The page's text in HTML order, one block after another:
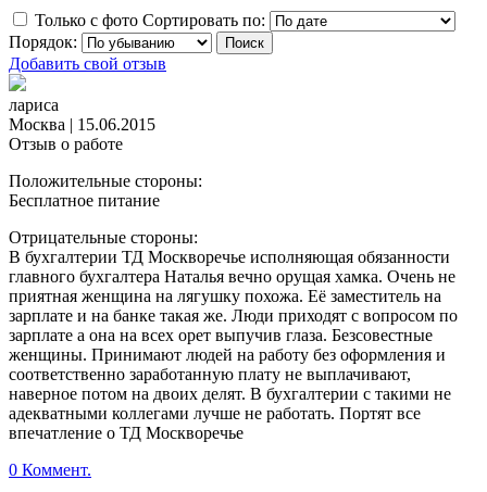
Только с фото Сортировать по:
Порядок:
Добавить свой отзыв
лариса
Москва | 15.06.2015
Отзыв о работе
Положительные стороны:
Бесплатное питание
Отрицательные стороны:
В бухгалтерии ТД Москворечье исполняющая обязанности
главного бухгалтера Наталья вечно орущая хамка. Очень не
приятная женщина на лягушку похожа. Её заместитель на
зарплате и на банке такая же. Люди приходят с вопросом по
зарплате а она на всех орет выпучив глаза. Безсовестные
женщины. Принимают людей на работу без оформления и
соответственно заработанную плату не выплачивают,
наверное потом на двоих делят. В бухгалтерии с такими не
адекватными коллегами лучше не работать. Портят все
впечатление о ТД Москворечье
0 Коммент.